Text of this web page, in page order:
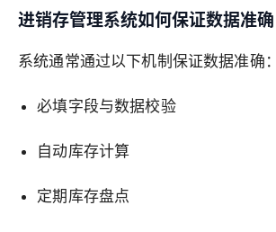
进销存管理系统如何保证数据准确
系统通常通过以下机制保证数据准确：
必填字段与数据校验
自动库存计算
定期库存盘点